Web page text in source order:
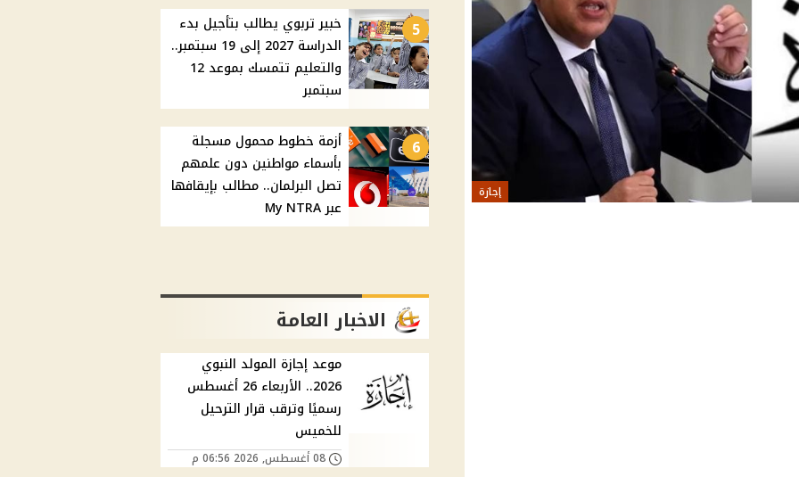
إجازة
5
خبير تربوي يطالب بتأجيل بدء
الدراسة 2027 إلى 19 سبتمبر..
والتعليم تتمسك بموعد 12
سبتمبر
6
أزمة خطوط محمول مسجلة
بأسماء مواطنين دون علمهم
تصل البرلمان.. مطالب بإيقافها
عبر My NTRA
الاخبار العامة
موعد إجازة المولد النبوي
2026.. الأربعاء 26 أغسطس
رسميًا وترقب قرار الترحيل
للخميس
08 أغسطس, 2026 06:56 م